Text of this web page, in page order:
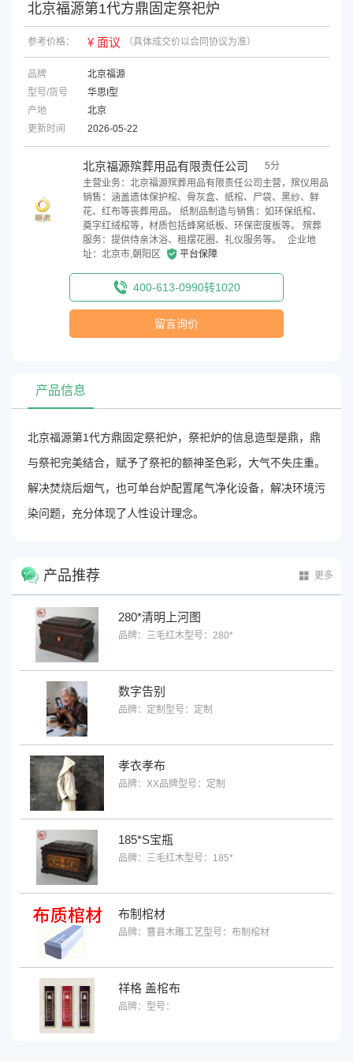
北京福源第1代方鼎固定祭祀炉
参考价格： ¥ 面议 （具体成交价以合同协议为准）
品牌
北京福源
型号/货号
华思I型
产地
北京
更新时间
2026-05-22
北京福源殡葬用品有限责任公司
5分
主营业务：北京福源殡葬用品有限责任公司主营，殡仪用品
销售‌：涵盖遗体保护棺、骨灰盒、纸棺、尸袋、黑纱、鲜
花、红布等丧葬用品。 纸制品制造与销售‌：如环保纸棺、
奠字红绒棺等，材质包括蜂窝纸板、环保密度板等。 殡葬
服务‌：提供侍亲沐浴、租摆花圈、礼仪服务等。
企业地
址：北京市,朝阳区
平台保障
400-613-0990转1020
留言询价
产品信息
北京福源第1代方鼎固定祭祀炉，祭祀炉的信息造型是鼎，鼎
与祭祀完美结合，赋予了祭祀的额神圣色彩，大气不失庄重。
解决焚烧后烟气，也可单台炉配置尾气净化设备，解决环境污
染问题，充分体现了人性设计理念。
产品推荐 更多
280*清明上河图
品牌：三毛红木型号：280*
数字告别
品牌：定制 型号：定制
孝衣孝布
品牌：XX品牌型号：定制
185*S宝瓶
品牌：三毛红木型号：185*
布制棺材
品牌：曹县木雕工艺型号：布制棺材
祥格 盖棺布
品牌： 型号：